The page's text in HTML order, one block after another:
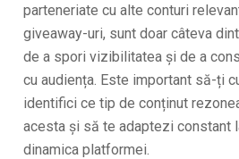
parteneriate cu alte conturi
giveaway-uri, sunt doar câteva
de a spori vizibilitatea și de a
cu audiența. Este important să-ți
identifici ce tip de conținut
acesta și să te adaptezi constant
dinamica platformei.